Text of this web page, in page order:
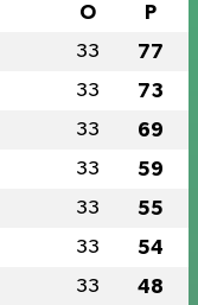
O P
33 77
33 73
33 69
33 59
33 55
33 54
33 48